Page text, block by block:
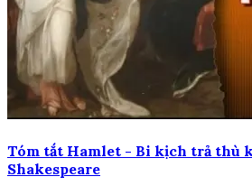
Tóm tắt Hamlet - Bi kịch trả thù
Shakespeare